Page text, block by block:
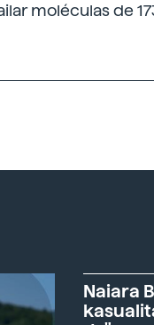
moléculas de
Naiara